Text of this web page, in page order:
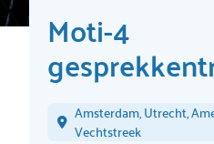
Moti-4
Amsterdam, Utrecht,
Vechtstreek